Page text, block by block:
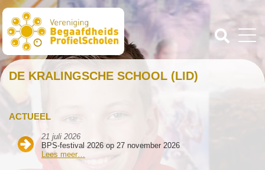
ACTUEEL
21 juli 2026
BPS-festival 2026 op 27 november 2026
Lees meer…
DE KRALINGSCHE SCHOOL (LID)